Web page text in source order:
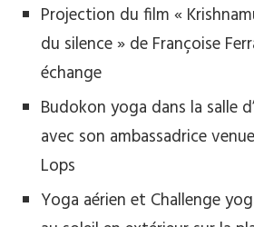
Projection du film «
du silence » de Françoise
échange
Budokon yoga dans la salle
avec son ambassadrice
Lops
Yoga aérien et Challenge